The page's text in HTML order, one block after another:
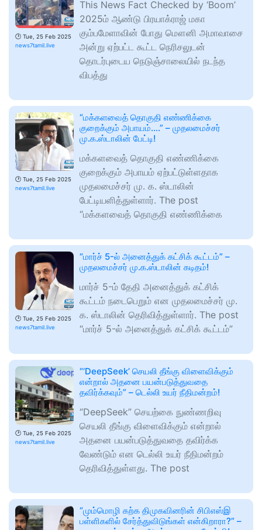
🕑 Tue, 25 Feb 2025
news7tamil.live
This News Fact Checked by ‘Boom’
2025ம் ஆண்டு பிரயாக்ராஜ் மகா
கும்பமேளாவின் போது மௌனி அமாவாசை
அன்று ஏற்பட்ட கூட்ட நெரிசலுடன்
தொடர்புடைய நெடுஞ்சாலையில் நடந்த
விபத்து
🕑 Tue, 25 Feb 2025
news7tamil.live
“மக்களவைத் தொகுதி எண்ணிக்கை
குறைக்கும் அபாயம்….” – முதலமைச்சர்
மு.க.ஸ்டாலின் பேட்டி!
மக்களவைத் தொகுதி எண்ணிக்கை
குறைக்கும் அபாயம் ஏற்பட்டுள்ளதாக
முதலமைச்சர் மு. க. ஸ்டாலின்
பேட்டியளித்துள்ளார். The post
“மக்களவைத் தொகுதி எண்ணிக்கை
🕑 Tue, 25 Feb 2025
news7tamil.live
“மார்ச் 5-ல் அனைத்துக் கட்சிக் கூட்டம்” –
முதலமைச்சர் மு.க.ஸ்டாலின் கடிதம்!
மார்ச் 5-ம் தேதி அனைத்துக் கட்சிக்
கூட்டம் நடைபெறும் என முதலமைச்சர் மு.
க. ஸ்டாலின் தெரிவித்துள்ளார். The post
“மார்ச் 5-ல் அனைத்துக் கட்சிக் கூட்டம்”
🕑 Tue, 25 Feb 2025
news7tamil.live
“‘DeepSeek’ செயலி தீங்கு விளைவிக்கும்
என்றால் அதனை பயன்படுத்துவதை
தவிர்க்கவும்” – டெல்லி உயர் நீதிமன்றம்!
“DeepSeek” செயற்கை நுண்ணறிவு
செயலி தீங்கு விளைவிக்கும் என்றால்
அதனை பயன்படுத்துவதை தவிர்க்க
வேண்டும் என டெல்லி உயர் நீதிமன்றம்
தெரிவித்துள்ளது. The post
“மும்மொழி கற்க திமுகவினரின் சிபிஎஸ்இ
பள்ளிகளில் சேர்த்துவிடுங்கள் என்கிறாரா?” –